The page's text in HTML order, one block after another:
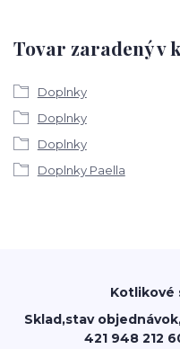
Tovar zaradený v
Doplnky
Doplnky
Doplnky
Doplnky Paella
Kotlikové
Sklad,stav
421 948 212